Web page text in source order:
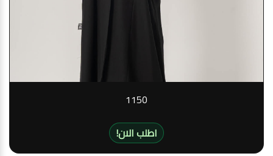
1150
!اطلب الان